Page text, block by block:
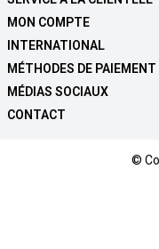
MON COMPTE
INTERNATIONAL
MÉTHODES DE PAIEMENT
MÉDIAS SOCIAUX
CONTACT
©